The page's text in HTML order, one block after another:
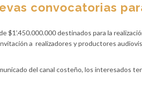
convocatorias
$1’.450.000.000 destinados para la
a realizadores y productores
del canal costeño, los interesados